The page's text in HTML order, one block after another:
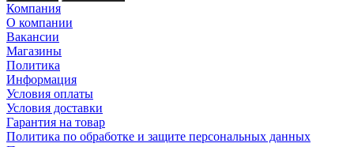
Компания
О компании
Вакансии
Магазины
Политика
Информация
Условия оплаты
Условия доставки
Гарантия на товар
Политика по обработке и защите персональных данных